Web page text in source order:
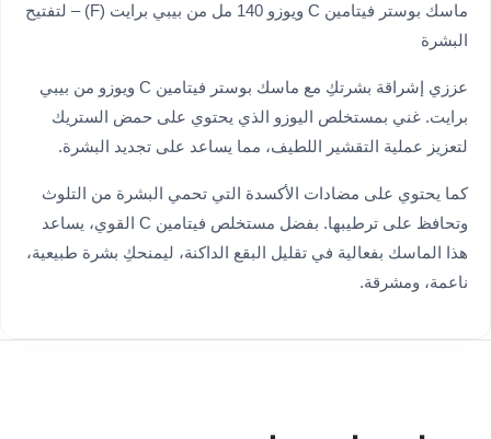
ماسك بوستر فيتامين C ويوزو 140 مل من بيبي برايت (F) – لتفتيح
البشرة
عززي إشراقة بشرتكِ مع ماسك بوستر فيتامين C ويوزو من بيبي
برايت. غني بمستخلص اليوزو الذي يحتوي على حمض الستريك
لتعزيز عملية التقشير اللطيف، مما يساعد على تجديد البشرة.
كما يحتوي على مضادات الأكسدة التي تحمي البشرة من التلوث
وتحافظ على ترطيبها. بفضل مستخلص فيتامين C القوي، يساعد
هذا الماسك بفعالية في تقليل البقع الداكنة، ليمنحكِ بشرة طبيعية،
ناعمة، ومشرقة.